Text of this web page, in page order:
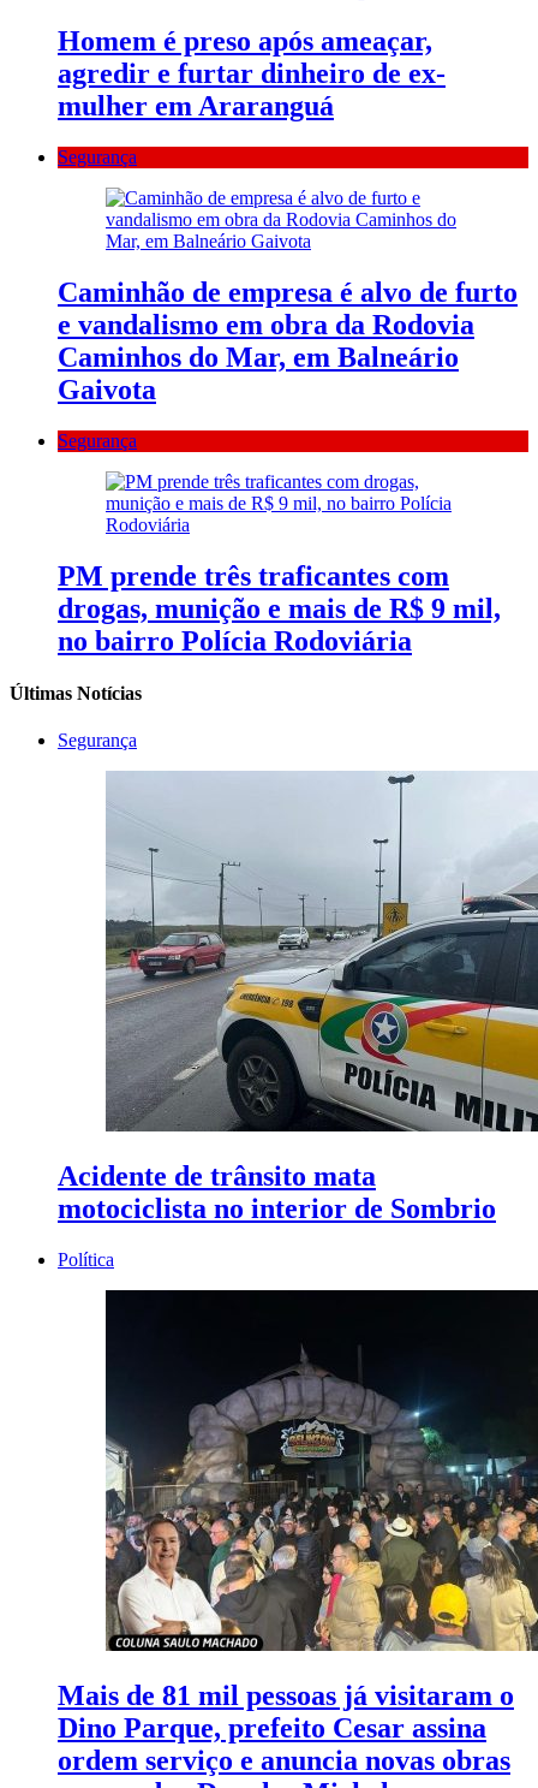
Homem é preso após ameaçar,
agredir e furtar dinheiro de ex-
mulher em Araranguá
Segurança
Caminhão de empresa é alvo de furto
e vandalismo em obra da Rodovia
Caminhos do Mar, em Balneário
Gaivota
Segurança
PM prende três traficantes com
drogas, munição e mais de R$ 9 mil,
no bairro Polícia Rodoviária
Últimas Notícias
Segurança
Acidente de trânsito mata
motociclista no interior de Sombrio
Política
Mais de 81 mil pessoas já visitaram o
Dino Parque, prefeito Cesar assina
ordem serviço e anuncia novas obras